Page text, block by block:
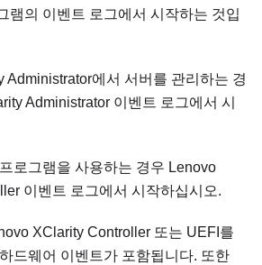
램의 이벤트 로그에서 시작하는 것입
Administrator에서 서버를 관리하는 경
Administrator 이벤트 로그에서 시
로그램을 사용하는 경우 Lenovo
이벤트 로그에서 시작하십시오.
XClarity Controller 또는 UEFI를
드웨어 이벤트가 포함됩니다. 또한